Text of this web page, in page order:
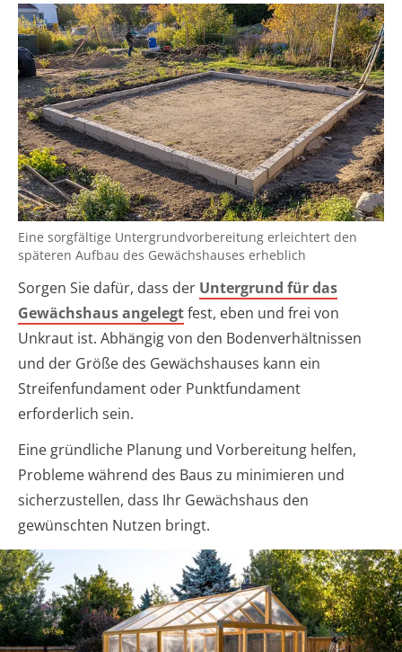
Eine sorgfältige Untergrundvorbereitung erleichtert den
späteren Aufbau des Gewächshauses erheblich
Sorgen Sie dafür, dass der Untergrund für das
Gewächshaus angelegtfest, eben und frei von
Unkraut ist. Abhängig von den Bodenverhältnissen
und der Größe des Gewächshauses kann ein
Streifenfundament oder Punktfundament
erforderlich sein.
Eine gründliche Planung und Vorbereitung helfen,
Probleme während des Baus zu minimieren und
sicherzustellen, dass Ihr Gewächshaus den
gewünschten Nutzen bringt.